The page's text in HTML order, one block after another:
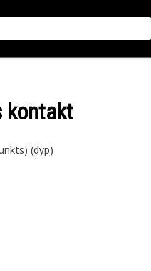
kontakt
(dyp)